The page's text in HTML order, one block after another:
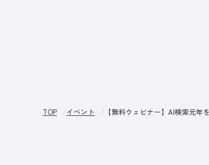
TOP イベント 【無料ウェビナー】AI検索元